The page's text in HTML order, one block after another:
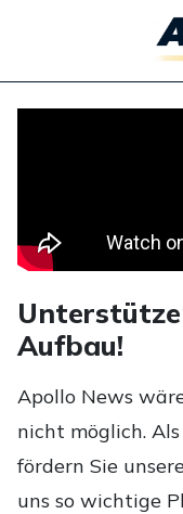
Aufbau!
Apollo News
nicht möglich.
fördern Sie
uns so wichtige